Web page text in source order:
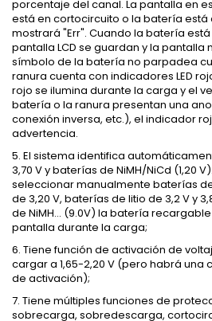
porcentaje del canal. La pantalla en
está en cortocircuito o la batería está
mostrará "Err". Cuando la batería
pantalla LCD se guardan y la pantalla
símbolo de la batería no parpadea
ranura cuenta con indicadores LED
rojo se ilumina durante la carga y el
batería o la ranura presentan una
conexión inversa, etc.), el indicador
advertencia.
5. El sistema identifica
3,70 V y baterías de NiMH/NiCd (1,20
seleccionar manualmente baterías
de 3,20 V, baterías de litio de 3,2 V y
de NiMH... (9.0V) la batería
pantalla durante la carga;
6. Tiene función de activación de
cargar a 1,65-2,20 V (pero habrá una
de activación);
7. Tiene múltiples funciones de
sobrecarga, sobredescarga,